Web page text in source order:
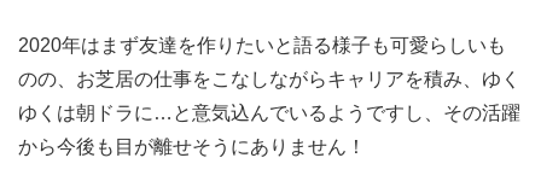
2020年はまず友達を作りたいと語る様子も可愛らしいも
のの、お芝居の仕事をこなしながらキャリアを積み、ゆく
ゆくは朝ドラに…と意気込んでいるようですし、その活躍
から今後も目が離せそうにありません！